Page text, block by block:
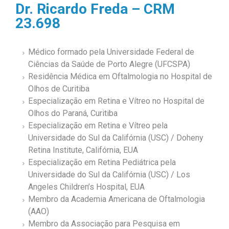
Dr. Ricardo Freda – CRM
23.698
Médico formado pela Universidade Federal de
Ciências da Saúde de Porto Alegre (UFCSPA)
Residência Médica em Oftalmologia no Hospital de
Olhos de Curitiba
Especialização em Retina e Vítreo no Hospital de
Olhos do Paraná, Curitiba
Especialização em Retina e Vítreo pela
Universidade do Sul da Califórnia (USC) / Doheny
Retina Institute, Califórnia, EUA
Especialização em Retina Pediátrica pela
Universidade do Sul da Califórnia (USC) / Los
Angeles Children’s Hospital, EUA
Membro da Academia Americana de Oftalmologia
(AAO)
Membro da Associação para Pesquisa em